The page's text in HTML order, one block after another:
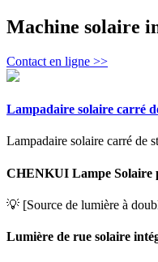
Machine solaire
Contact en ligne >>
Lampadaire solaire carré
Lampadaire solaire carré de
CHENKUI Lampe Solaire
💡 [Source de lumière à
Lumière de rue solaire